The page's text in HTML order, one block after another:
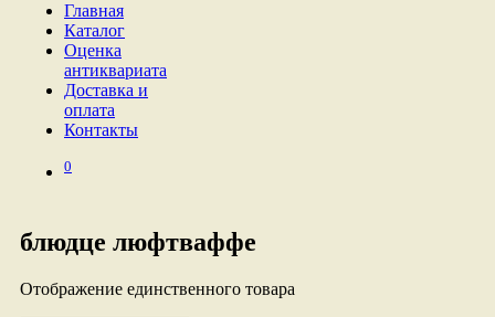
Главная
Каталог
Оценка
антиквариата
Доставка и
оплата
Контакты
0
блюдце люфтваффе
Отображение единственного товара